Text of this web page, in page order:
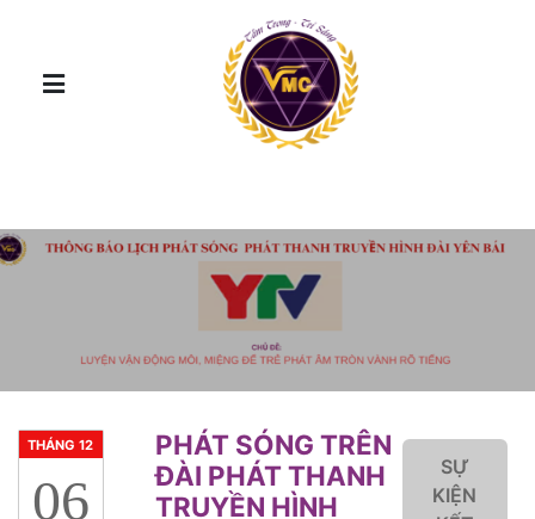
THÁNG 12
06
PHÁT SÓNG TRÊN
ĐÀI PHÁT THANH
TRUYỀN HÌNH
SỰ
KIỆN